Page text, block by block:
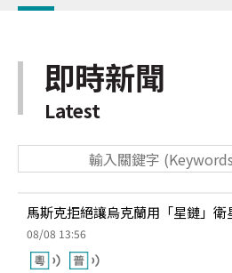
即時新聞
Latest
馬斯克拒絕讓烏克蘭用「星鏈」衛
08/08 13:56